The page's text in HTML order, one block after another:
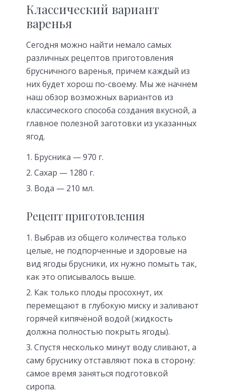
Классический вариант
варенья
Сегодня можно найти немало самых
различных рецептов приготовления
брусничного варенья, причем каждый из
них будет хорош по-своему. Мы же начнем
наш обзор возможных вариантов из
классического способа создания вкусной, а
главное полезной заготовки из указанных
ягод.
Брусника — 970 г.
Сахар — 1280 г.
Вода — 210 мл.
Рецепт приготовления
Выбрав из общего количества только
целые, не подпорченные и здоровые на
вид ягоды брусники, их нужно помыть так,
как это описывалось выше.
Как только плоды просохнут, их
перемещают в глубокую миску и заливают
горячей кипячёной водой (жидкость
должна полностью покрыть ягоды).
Спустя несколько минут воду сливают, а
саму бруснику отставляют пока в сторону:
самое время заняться подготовкой
сиропа.